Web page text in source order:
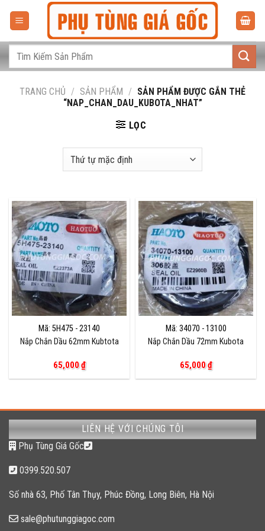
dungTìm
TRANG CHỦ / SẢN PHẨM / SẢN PHẨM ĐƯỢC GẮN THẺ
“NAP_CHAN_DAU_KUBOTA_NHAT”
LỌC
Mã: 5H475 - 23140
Nắp Chắn Dầu 62mm Kubtota
65,000₫
Mã: 34070 - 13100
Nắp Chắn Dầu 72mm Kubota
65,000₫
LIÊN HỆ VỚI CHÚNG TÔI
Phụ Tùng Giá Gốc
0399.520.507
Số nhà 63, Phố Tân Thụy, Phúc Đồng, Long Biên, Hà Nội
sale@phutunggiagoc.com